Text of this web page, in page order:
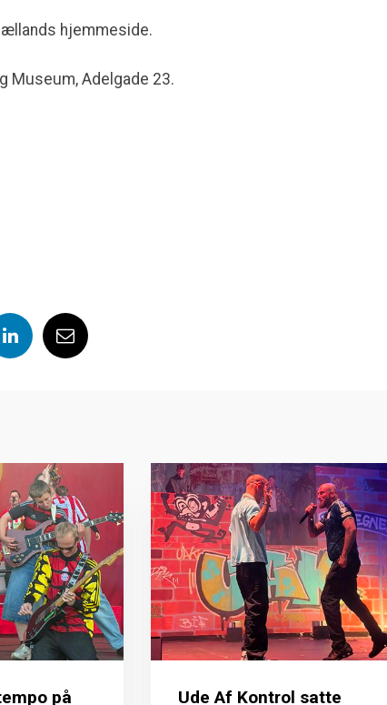
hjemmeside.
Museum, Adelgade 23.
på Ude Af Kontrol satte